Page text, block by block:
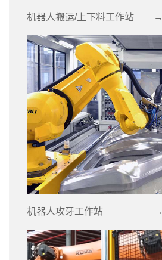
→
机器人搬运/上下料工作站
→
机器人攻牙工作站